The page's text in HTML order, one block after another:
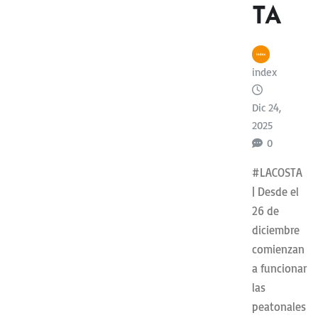
TA
index
Dic 24,
2025
0
#LACOSTA
| Desde el
26 de
diciembre
comienzan
a funcionar
las
peatonales